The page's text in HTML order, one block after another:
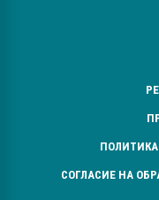
СОГЛАСИЕ НА